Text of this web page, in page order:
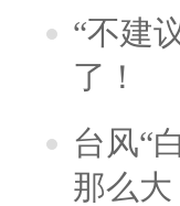
“不建
了！
台风“
那么大